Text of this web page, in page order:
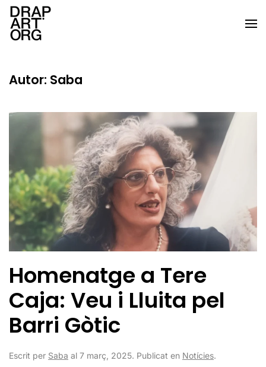
Skip to main content
Autor: Saba
Homenatge a Tere
Caja: Veu i Lluita pel
Barri Gòtic
Escrit per Saba al 7 març, 2025. Publicat en Notícies.